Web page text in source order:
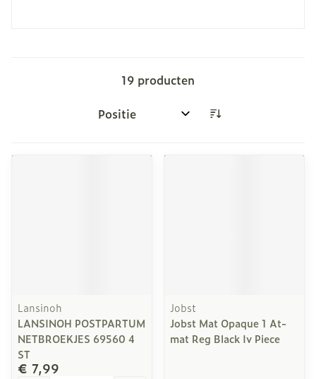
19 producten
Sorteer op:
Lansinoh
LANSINOH POSTPARTUM
NETBROEKJES 69560 4
ST
€ 7,99
Jobst
Jobst Mat Opaque 1 At-
mat Reg Black Iv Piece